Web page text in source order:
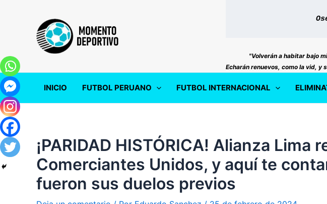
contenido
"Volverán a habitar bajo
Echarán renuevos, como la vid, y
INICIO FUTBOL PERUANO FUTBOL INTERNACIONAL
¡PARIDAD HISTÓRICA! Alianza Lima
Comerciantes Unidos, y aquí te
fueron sus duelos previos